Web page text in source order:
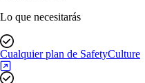
Lo que necesitarás
Cualquier plan de SafetyCulture